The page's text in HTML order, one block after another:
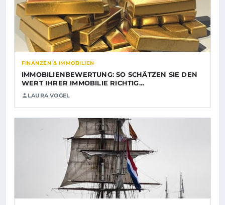
FINANZEN & IMMOBILIEN
IMMOBILIENBEWERTUNG: SO SCHÄTZEN SIE DEN
WERT IHRER IMMOBILIE RICHTIG…
LAURA VOGEL